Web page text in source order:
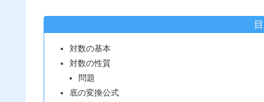
対数の基本
対数の性質
問題
底の変換公式